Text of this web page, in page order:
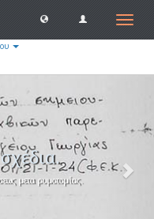
Toggle
μετα ρυμοτομίας.